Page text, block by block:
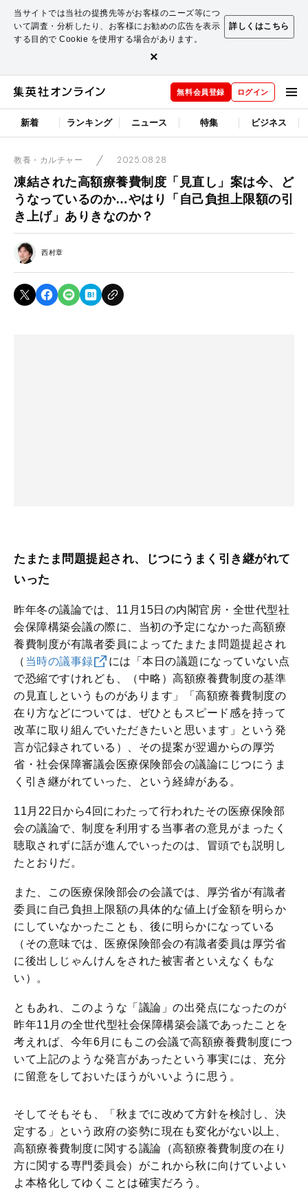
当サイトでは当社の提携先等がお客様のニーズ等につ
いて調査・分析したり、お客様にお勧めの広告を表示
する目的で Cookie を使用する場合があります。
詳しくはこちら
×
無料会員登録 ログイン
新着 ランキング ニュース 特集 ビジネス
教養・カルチャー 2025.08.28
凍結された高額療養費制度「見直し」案は今、ど
うなっているのか…やはり「自己負担上限額の引
き上げ」ありきなのか？
西村章
たまたま問題提起され、じつにうまく引き継がれて
いった
昨年冬の議論では、11月15日の内閣官房・全世代型社
会保障構築会議の際に、当初の予定になかった高額療
養費制度が有識者委員によってたまたま問題提起され
（ 当時の議事録
には「本日の議題になっていない点
で恐縮ですけれども、（中略）高額療養費制度の基準
の見直しというものがあります」「高額療養費制度の
在り方などについては、ぜひともスピード感を持って
改革に取り組んでいただきたいと思います」という発
言が記録されている）、その提案が翌週からの厚労
省・社会保障審議会医療保険部会の議論にじつにうま
く引き継がれていった、という経緯がある。
11月22日から4回にわたって行われたその医療保険部
会の議論で、制度を利用する当事者の意見がまったく
聴取されずに話が進んでいったのは、冒頭でも説明し
たとおりだ。
また、この医療保険部会の会議では、厚労省が有識者
委員に自己負担上限額の具体的な値上げ金額を明らか
にしていなかったことも、後に明らかになっている
（その意味では、医療保険部会の有識者委員は厚労省
に後出しじゃんけんをされた被害者といえなくもな
い）。
ともあれ、このような「議論」の出発点になったのが
昨年11月の全世代型社会保障構築会議であったことを
考えれば、今年6月にもこの会議で高額療養費制度につ
いて上記のような発言があったという事実には、充分
に留意をしておいたほうがいいように思う。
そしてそもそも、「秋までに改めて方針を検討し、決
定する」という政府の姿勢に現在も変化がない以上、
高額療養費制度に関する議論（高額療養費制度の在り
方に関する専門委員会）がこれから秋に向けていよい
よ本格化してゆくことは確実だろう。